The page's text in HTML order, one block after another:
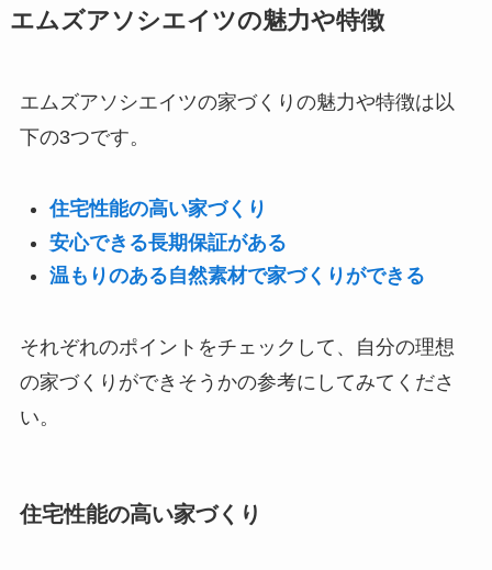
エムズアソシエイツの魅力や特徴
エムズアソシエイツの家づくりの魅力や特徴は以
下の3つです。
住宅性能の高い家づくり
安心できる長期保証がある
温もりのある自然素材で家づくりができる
それぞれのポイントをチェックして、自分の理想
の家づくりができそうかの参考にしてみてくださ
い。
住宅性能の高い家づくり